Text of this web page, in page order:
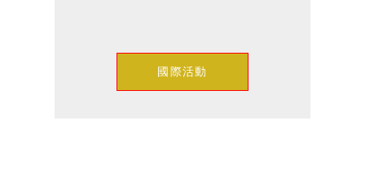
國際活動